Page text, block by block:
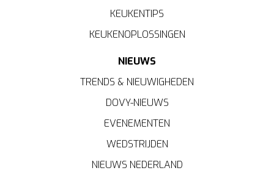
KEUKENTIPS
KEUKENOPLOSSINGEN
NIEUWS
TRENDS & NIEUWIGHEDEN
DOVY-NIEUWS
EVENEMENTEN
WEDSTRIJDEN
NIEUWS NEDERLAND